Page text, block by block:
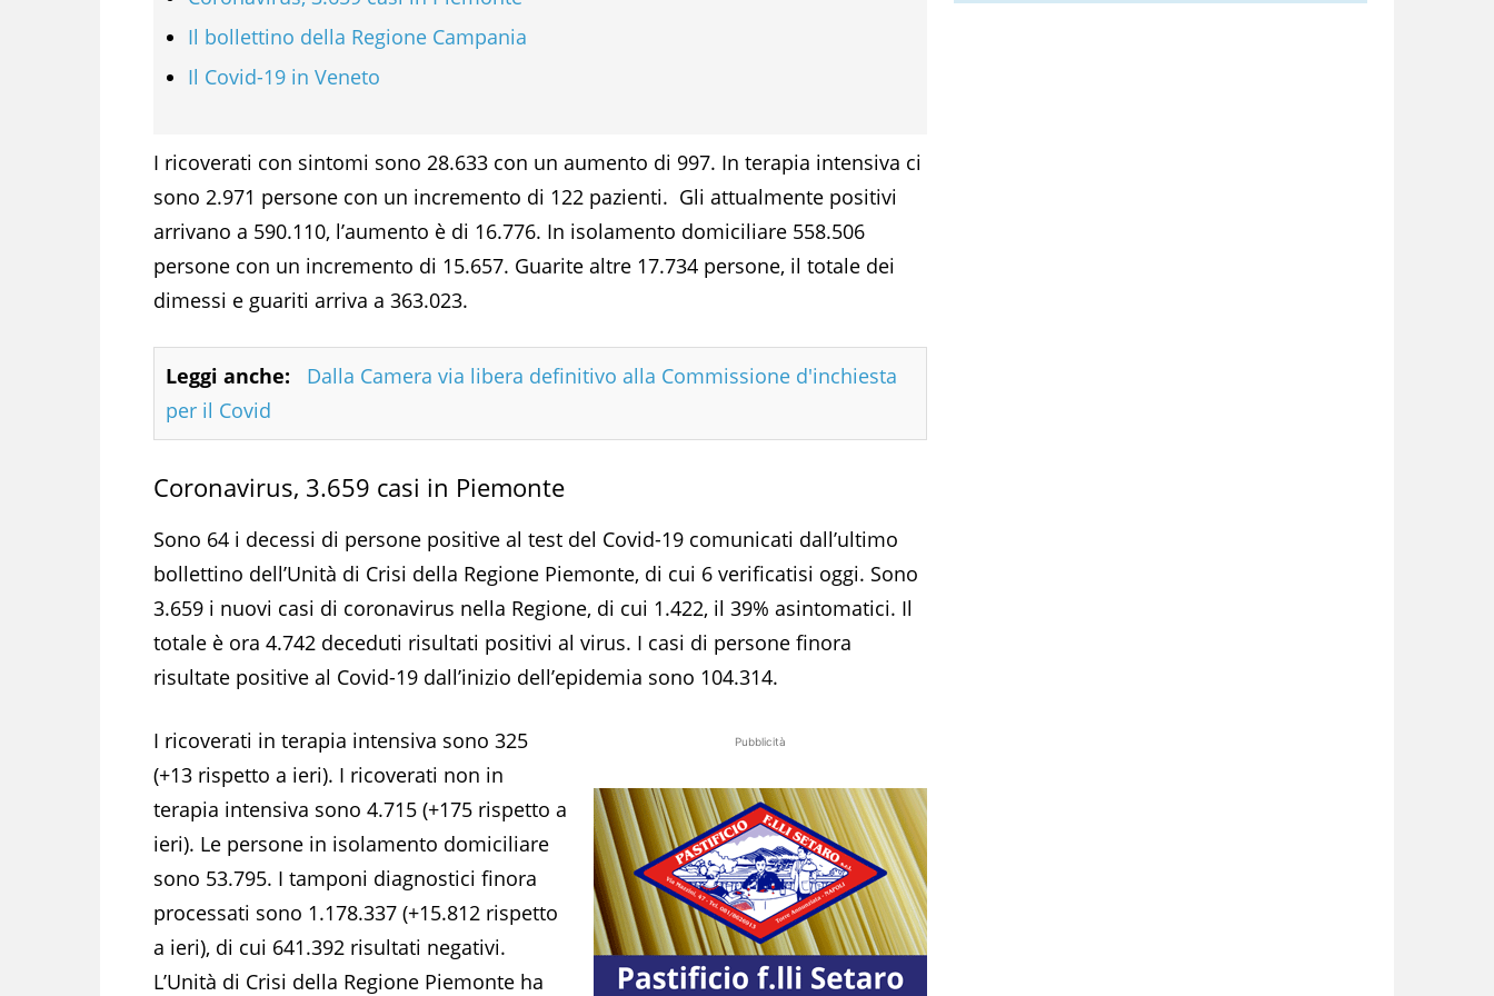
Il bollettino della Regione Campania
Il Covid-19 in Veneto
I ricoverati con sintomi sono 28.633 con un aumento di 997. In terapia intensiva ci
sono 2.971 persone con un incremento di 122 pazienti. Gli attualmente positivi
arrivano a 590.110, l’aumento è di 16.776. In isolamento domiciliare 558.506
persone con un incremento di 15.657. Guarite altre 17.734 persone, il totale dei
dimessi e guariti arriva a 363.023.
Leggi anche:
Dalla Camera via libera definitivo alla Commissione d'inchiesta
per il Covid
Coronavirus, 3.659 casi in Piemonte
Sono 64 i decessi di persone positive al test del Covid-19 comunicati dall’ultimo
bollettino dell’Unità di Crisi della Regione Piemonte, di cui 6 verificatisi oggi. Sono
3.659 i nuovi casi di coronavirus nella Regione, di cui 1.422, il 39% asintomatici. Il
totale è ora 4.742 deceduti risultati positivi al virus. I casi di persone finora
risultate positive al Covid-19 dall’inizio dell’epidemia sono 104.314.
Pubblicità
I ricoverati in terapia intensiva sono 325
(+13 rispetto a ieri). I ricoverati non in
terapia intensiva sono 4.715 (+175 rispetto a
ieri). Le persone in isolamento domiciliare
sono 53.795. I tamponi diagnostici finora
processati sono 1.178.337 (+15.812 rispetto
a ieri), di cui 641.392 risultati negativi.
L’Unità di Crisi della Regione Piemonte ha